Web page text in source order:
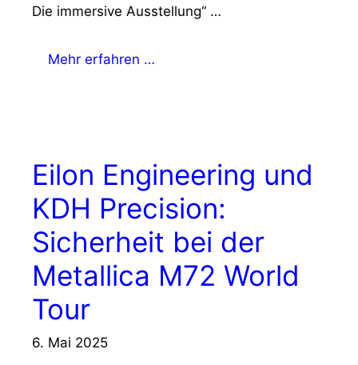
Die immersive Ausstellung“ …
Mehr erfahren …
Eilon Engineering und
KDH Precision:
Sicherheit bei der
Metallica M72 World
Tour
6. Mai 2025